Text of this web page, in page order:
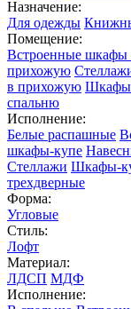
Назначение:
Для одежды
Помещение:
Встроенные шкафы
прихожую
в прихожую
спальню
Исполнение:
Белые распашные
шкафы-купе
Стеллажи Шкафы-
трехдверные
Форма:
Угловые
Стиль:
Лофт
Материал:
ЛДСП МДФ
Исполнение: